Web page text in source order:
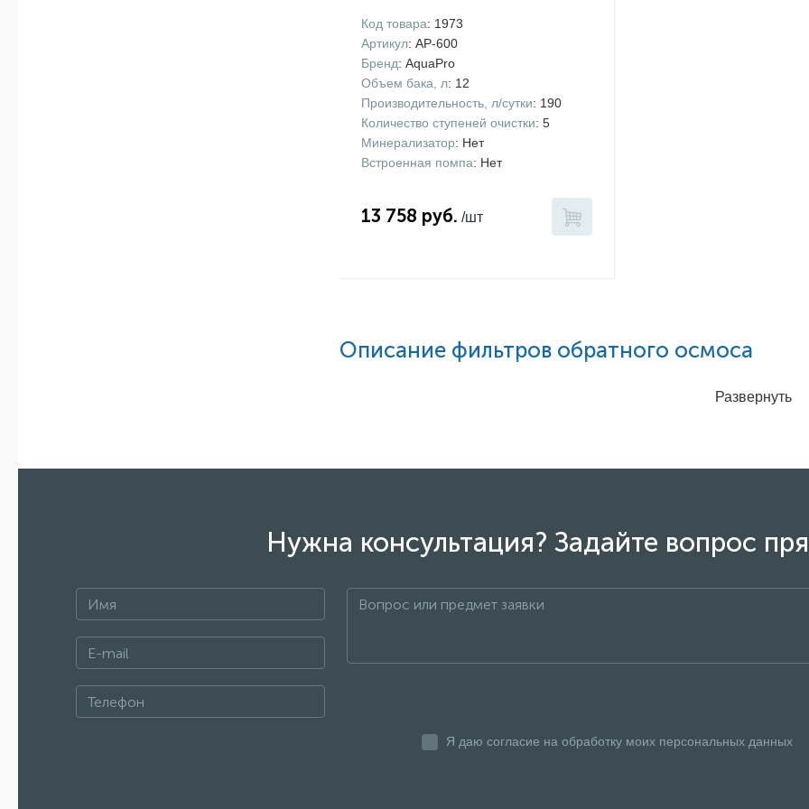
Код товара: 1973
Артикул: AP-600
Бренд: AquaPro
Объем бака, л: 12
Производительность, л/сутки: 190
Количество ступеней очистки: 5
Минерализатор: Нет
Встроенная помпа: Нет
13 758 руб. /шт
Описание фильтров обратного осмоса
– это наиболее современный и эффективный
Обратный осмос можно сравнить с принципом корней растений. Как
только молекулы воды. Это обеспечивает высокую степень очистки,
Преимущества фильтров
напитков. Вы сможете поить своих питомцев, поливать растения и
Развернуть
Нужна консультация? Задайте вопрос
Я даю согласие на обработку моих персональных данных